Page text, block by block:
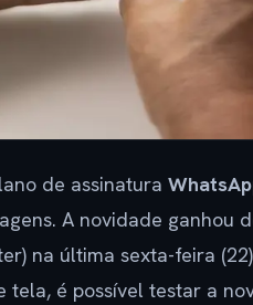
de assinatura
A novidade ganhou
na última sexta-feira
tela, é possível testar a